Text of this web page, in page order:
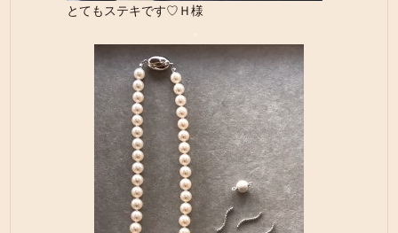
とてもステキです♡Ｈ様